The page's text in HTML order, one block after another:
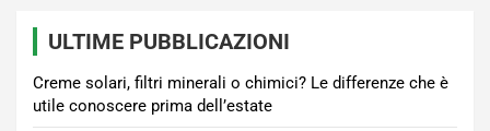
ULTIME PUBBLICAZIONI
Creme solari, filtri minerali o chimici? Le differenze che è
utile conoscere prima dell’estate